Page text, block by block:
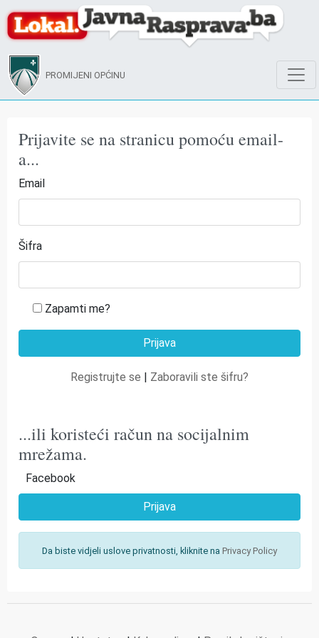
PROMIJENI OPĆINU
Prijavite se na stranicu pomoću email-
a...
Email
Šifra
Zapamti me?
Registrujte se | Zaboravili ste šifru?
...ili koristeći račun na socijalnim
mrežama.
Facebook
Prijava
Da biste vidjeli uslove privatnosti, kliknite na Privacy Policy